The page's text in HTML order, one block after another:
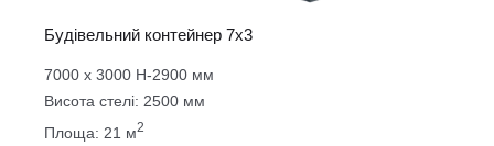
Будівельний контейнер 7х3
7000 х 3000 Н-2900 мм
Висота стелі: 2500 мм
Площа: 21 м2